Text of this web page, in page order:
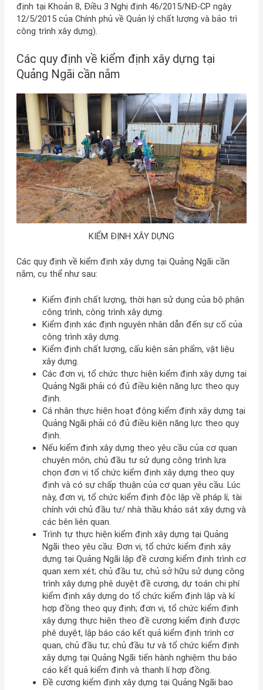
định tại Khoản 8, Điều 3 Nghị định 46/2015/NĐ-CP ngày
12/5/2015 của Chính phủ về Quản lý chất lượng và bảo trì
công trình xây dựng).
Các quy định về kiểm định xây dựng tại
Quảng Ngãi cần nắm
KIỂM ĐỊNH XÂY DỰNG
Các quy định về kiểm định xây dựng tại Quảng Ngãi cần
nắm, cụ thể như sau:
Kiểm định chất lượng, thời hạn sử dụng của bộ phận
công trình, công trình xây dựng.
Kiểm định xác định nguyên nhân dẫn đến sự cố của
công trình xây dựng.
Kiểm định chất lượng, cấu kiện sản phẩm, vật liệu
xây dựng.
Các đơn vị, tổ chức thực hiện kiểm định xây dựng tại
Quảng Ngãi phải có đủ điều kiện năng lực theo quy
định.
Cá nhân thực hiện hoạt động kiểm định xây dựng tại
Quảng Ngãi phải có đủ điều kiện năng lực theo quy
định.
Nếu kiểm định xây dựng theo yêu cầu của cơ quan
chuyên môn, chủ đầu tư sử dụng công trình lựa
chọn đơn vị tổ chức kiểm định xây dựng theo quy
định và có sự chấp thuận của cơ quan yêu cầu. Lúc
này, đơn vị, tổ chức kiểm định độc lập về pháp lí, tài
chính với chủ đầu tư/ nhà thầu khảo sát xây dựng và
các bên liên quan.
Trình tự thực hiện kiểm định xây dựng tại Quảng
Ngãi theo yêu cầu: Đơn vị, tổ chức kiểm định xây
dựng tại Quảng Ngãi lập đề cương kiểm định trình cơ
quan xem xét; chủ đầu tư, chủ sở hữu sử dụng công
trình xây dựng phê duyệt đề cương, dự toán chi phí
kiểm định xây dựng do tổ chức kiểm định lập và kí
hợp đồng theo quy định; đơn vị, tổ chức kiểm định
xây dựng thực hiện theo đề cương kiểm định được
phê duyệt, lập báo cáo kết quả kiểm định trình cơ
quan, chủ đầu tư; chủ đầu tư và tổ chức kiểm định
xây dựng tại Quảng Ngãi tiến hành nghiệm thu báo
cáo kết quả kiểm định và thanh lí hợp đồng.
Đề cương kiểm định xây dựng tại Quảng Ngãi bao